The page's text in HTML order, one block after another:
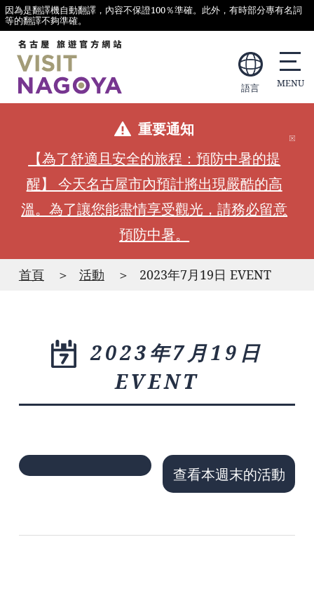
因為是翻譯機自動翻譯，內容不保證100％準確。此外，有時部分專有名詞
等的翻譯不夠準確。
語言
重要通知
【為了舒適且安全的旅程：預防中暑的提
醒】 今天名古屋市內預計將出現嚴酷的高
溫。為了讓您能盡情享受觀光，請務必留意
預防中暑。
首頁 活動 2023年7月19日 EVENT
2023年7月19日
EVENT
查看本週末的活動